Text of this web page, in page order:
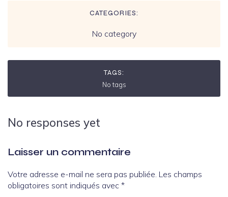
CATEGORIES:
No category
TAGS:
No tags
No responses yet
Laisser un commentaire
Votre adresse e-mail ne sera pas publiée. Les champs
obligatoires sont indiqués avec *